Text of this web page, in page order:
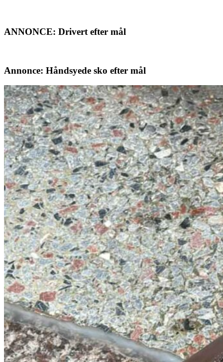
ANNONCE: Drivert efter mål
Annonce: Håndsyede sko efter mål